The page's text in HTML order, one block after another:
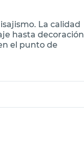
La calidad
hasta decoración
el punto de